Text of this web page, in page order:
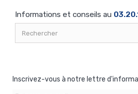
Informations et conseils au
Inscrivez-vous à notre lettre